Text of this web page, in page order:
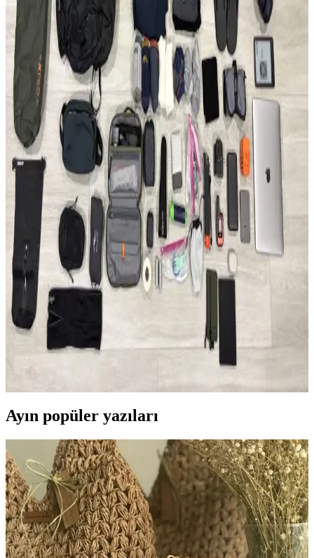
Evergoods CPL16 Sırt Çantası: Minimal Tasarım ve
Fonksiyonellik Üzerine 6 Aylık Değerlendirme
Evergoods CPL16, su şişesi cebi olmadan tasarım bütünlüğü ve
kullanım kolaylığı sunar. 16 litrelik kapasitesi, dayanıklı malzemesi
ve dengeli yapısıyla günlük kullanım ve kısa seyahatler için
uygundur.
Able Carry Max EDC ve Aer Travel Pack 4 28L (X-
Pac) Sırt Çantası Karşılaştırması
Able Carry Max EDC ve Aer Travel Pack 4 28L sırt çantaları,
malzeme kalitesi, taşıma konforu ve organizasyon özellikleriyle
günlük kullanım ve seyahat ihtiyaçlarına farklı çözümler sunuyor.
50 Günlük Güney Avrupa Seyahati İçin Minimalist
Tek Çanta Hazırlığı ve İpuçları
Güney Avrupa'da 50 gün süren seyahatte sadece 35 litrelik sırt
çantası kullanılarak hafiflik ve işlevsellik ön planda tutuldu. Kıyafet,
teknoloji ve bakım önerileriyle minimal seyahat deneyimi anlatılıyor.
2026 Asya ve Okyanusya Sırt Çantası Seyahati İçin
Ekipman ve Planlama Rehberi
2026'da başlayacak Asya ve Okyanusya sırt çantası seyahati için
detaylı ekipman ve planlama önerileri sunulmaktadır. Seyahat rotası,
Ayın popüler yazıları